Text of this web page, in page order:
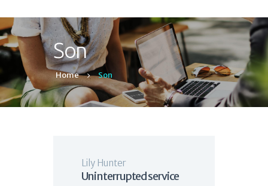
Son
Home Son
Lily Hunter
Uninterrupted service